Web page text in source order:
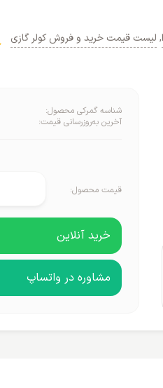
, لیست قیمت خرید و فروش کولر گازی
شناسه گمرکی محصول:
آخرین به‌روزرسانی قیمت:
قیمت محصول:
خرید آنلاین
مشاوره در واتساپ